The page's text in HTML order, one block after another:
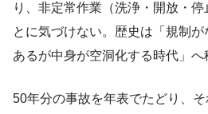
り、非定常作業（洗浄・開放・
とに気づけない。歴史は「規制
あるが中身が空洞化する時代」へ
50年分の事故を年表でたどり、